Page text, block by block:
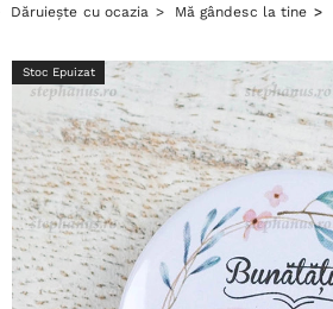
Dăruiește cu ocazia Mă gândesc la tine
Stoc Epuizat